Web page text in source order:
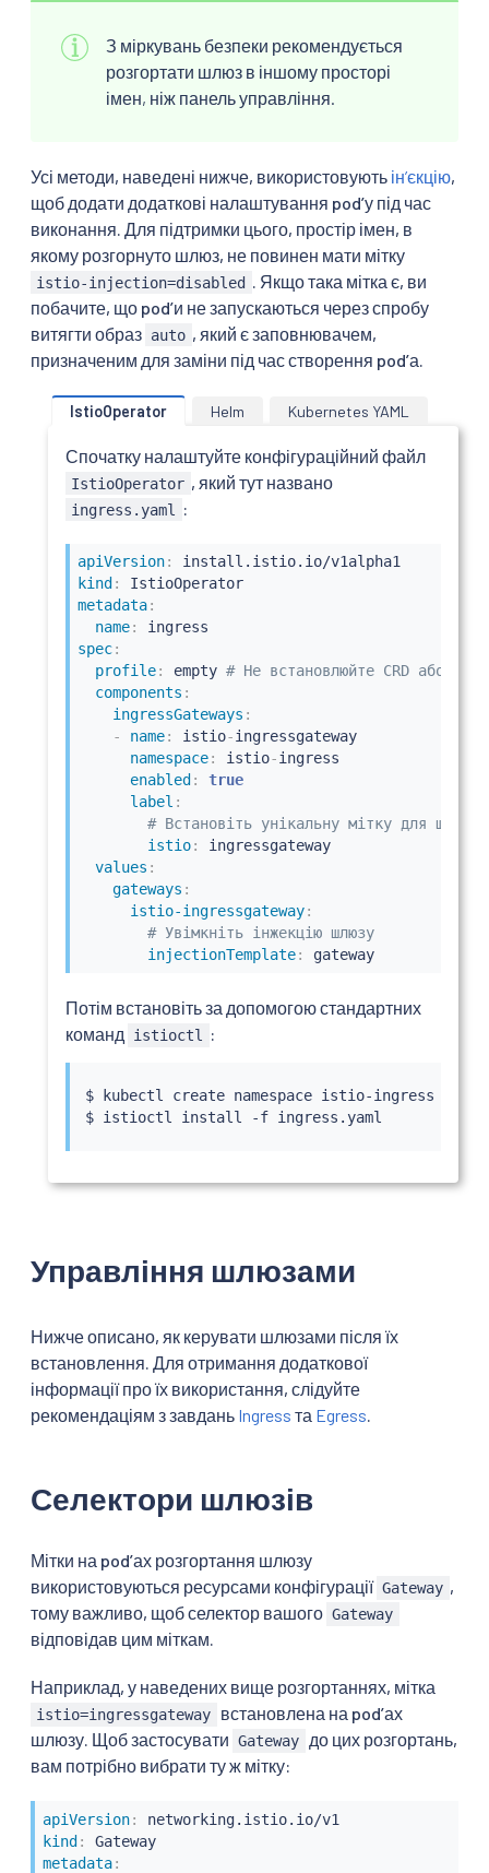
З міркувань безпеки рекомендується
розгортати шлюз в іншому просторі
імен, ніж панель управління.
Усі методи, наведені нижче, використовують інʼєкцію,
щоб додати додаткові налаштування podʼу під час
виконання. Для підтримки цього, простір імен, в
якому розгорнуто шлюз, не повинен мати мітку
istio-injection=disabled
. Якщо така мітка є, ви
побачите, що podʼи не запускаються через спробу
витягти образ auto , який є заповнювачем,
призначеним для заміни під час створення podʼа.
IstioOperator Helm Kubernetes YAML
Спочатку налаштуйте конфігураційний файл
IstioOperator , який тут названо
ingress.yaml :
apiVersion:
install.istio.io/v1alpha1
kind :
IstioOperator
metadata:
name:
spec:
profile: empty # Не встановлюйте CRD або
components :
ingressGateways :
-
name: istio-ingressgateway
namespace: istio-ingress
enabled :
true
label :
# Встановіть унікальну мітку для
istio:
ingressgateway
values :
gateways :
istio-ingressgateway:
# Увімкніть інжекцію шлюзу
injectionTemplate: gateway
Потім встановіть за допомогою стандартних
команд
istioctl :
$ kubectl
create namespace istio-ingress
$ istioctl install
Управління шлюзами
Нижче описано, як керувати шлюзами після їх
встановлення. Для отримання додаткової
інформації про їх використання, слідуйте
рекомендаціям з завдань Ingress та Egress.
Селектори шлюзів
Мітки на podʼах розгортання шлюзу
використовуються ресурсами конфігурації Gateway ,
тому важливо, щоб селектор вашого Gateway
відповідав цим міткам.
Наприклад, у наведених вище розгортаннях, мітка
istio=ingressgateway
встановлена на podʼах
шлюзу. Щоб застосувати Gateway
до цих розгортань,
вам потрібно вибрати ту ж мітку:
apiVersion:
kind :
Gateway
metadata: